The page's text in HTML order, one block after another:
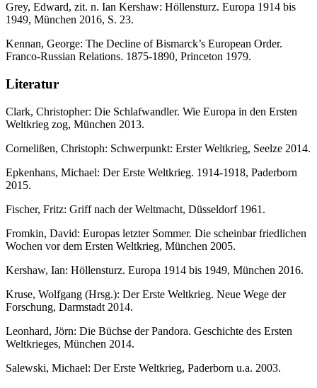
Grey, Edward, zit. n. Ian Kershaw: Höllensturz. Europa 1914 bis
1949, München 2016, S. 23.
Kennan, George: The Decline of Bismarck’s European Order.
Franco-Russian Relations. 1875-1890, Princeton 1979.
Literatur
Clark, Christopher: Die Schlafwandler. Wie Europa in den Ersten
Weltkrieg zog, München 2013.
Cornelißen, Christoph: Schwerpunkt: Erster Weltkrieg, Seelze 2014.
Epkenhans, Michael: Der Erste Weltkrieg. 1914-1918, Paderborn
2015.
Fischer, Fritz: Griff nach der Weltmacht, Düsseldorf 1961.
Fromkin, David: Europas letzter Sommer. Die scheinbar friedlichen
Wochen vor dem Ersten Weltkrieg, München 2005.
Kershaw, Ian: Höllensturz. Europa 1914 bis 1949, München 2016.
Kruse, Wolfgang (Hrsg.): Der Erste Weltkrieg. Neue Wege der
Forschung, Darmstadt 2014.
Leonhard, Jörn: Die Büchse der Pandora. Geschichte des Ersten
Weltkrieges, München 2014.
Salewski, Michael: Der Erste Weltkrieg, Paderborn u.a. 2003.